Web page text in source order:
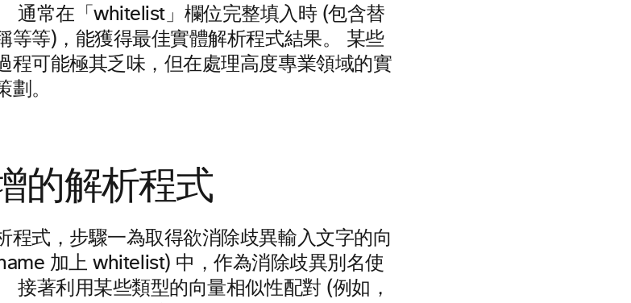
通常在「whitelist」欄位完整填入時 (包含替
等等)，能獲得最佳實體解析程式結果。 某些
程可能極其乏味，但在處理高度專業領域的實
劃。
的解析程式
程式，步驟一為取得欲消除歧異輸入文字的向
加上 whitelist) 中，作為消除歧異別名使
接著利用某些類型的向量相似性配對 (例如，